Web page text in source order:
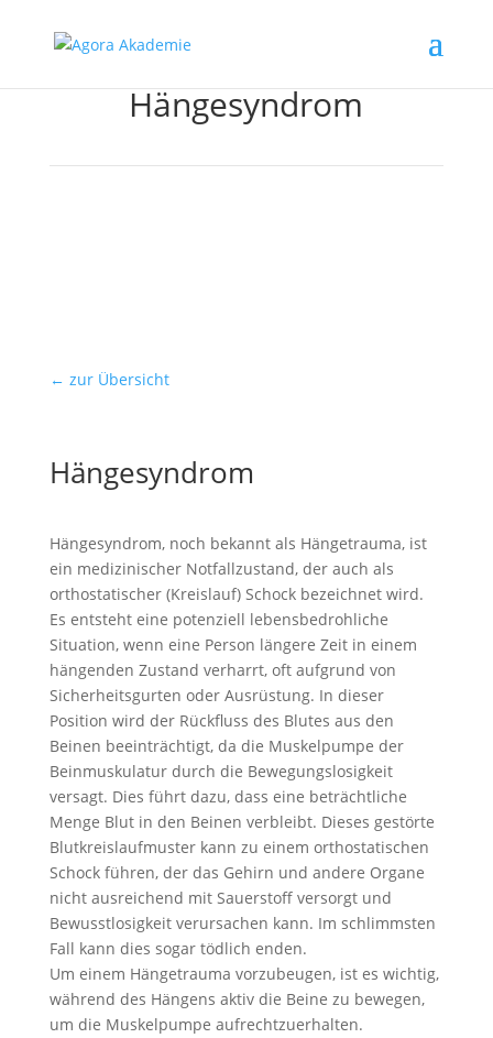
Hängesyndrom
← zur Übersicht
Hängesyndrom
Hängesyndrom, noch bekannt als Hängetrauma, ist
ein medizinischer Notfallzustand, der auch als
orthostatischer (Kreislauf) Schock bezeichnet wird.
Es entsteht eine potenziell lebensbedrohliche
Situation, wenn eine Person längere Zeit in einem
hängenden Zustand verharrt, oft aufgrund von
Sicherheitsgurten oder Ausrüstung. In dieser
Position wird der Rückfluss des Blutes aus den
Beinen beeinträchtigt, da die Muskelpumpe der
Beinmuskulatur durch die Bewegungslosigkeit
versagt. Dies führt dazu, dass eine beträchtliche
Menge Blut in den Beinen verbleibt. Dieses gestörte
Blutkreislaufmuster kann zu einem orthostatischen
Schock führen, der das Gehirn und andere Organe
nicht ausreichend mit Sauerstoff versorgt und
Bewusstlosigkeit verursachen kann. Im schlimmsten
Fall kann dies sogar tödlich enden.
Um einem Hängetrauma vorzubeugen, ist es wichtig,
während des Hängens aktiv die Beine zu bewegen,
um die Muskelpumpe aufrechtzuerhalten.